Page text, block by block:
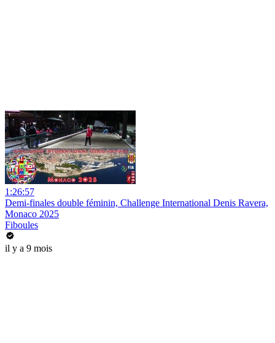
1:26:57
Demi-finales double féminin, Challenge International Denis Ravera,
Monaco 2025
Fiboules
il y a 9 mois